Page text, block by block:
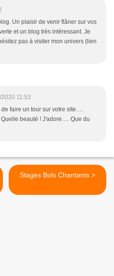
Un plaisir de venir flâner sur vos
et un blog très intéressant. Je
pas à visiter mon univers (lien
11:53
de faire un tour sur votre site….
beauté ! J'adore…. Que du
Stages Bols Chantants >